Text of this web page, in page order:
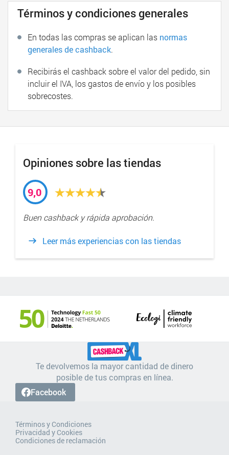
Términos y condiciones generales
En todas las compras se aplican las normas
generales de cashback.
Recibirás el cashback sobre el valor del pedido, sin
incluir el IVA, los gastos de envío y los posibles
sobrecostes.
Opiniones sobre las tiendas
9,0
Buen cashback y rápida aprobación.
Leer más experiencias con las tiendas
Te devolvemos la mayor cantidad de dinero
posible de tus compras en línea.
Facebook
Términos y Condiciones
Privacidad y Cookies
Condiciones de reclamación